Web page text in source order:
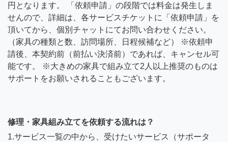
円となります。 「依頼申請」の段階では料金は発生しま
せんので、詳細は、各サービスチケットに「依頼申請」を
頂いてから、個別チャットにてお問い合わせください。
（家具の種類と数、訪問場所、日程候補など） ※依頼申
請後、本契約前（前払い決済前）であれば、キャンセル可
能です。 ※大きめの家具で組み立て2人以上推奨のものは
サポートをお願いされることもございます。
修理・家具組み立てを依頼する流れは？
1.サービス一覧の中から、受けたいサービス（サポータ